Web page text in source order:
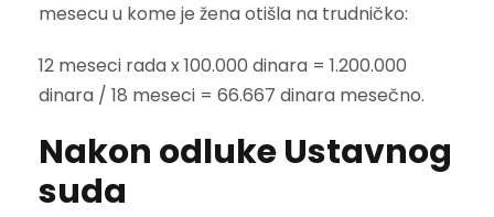
mesecu u kome je žena otišla na trudničko:
12 meseci rada x 100.000 dinara = 1.200.000
dinara / 18 meseci = 66.667 dinara mesečno.
Nakon odluke Ustavnog
suda